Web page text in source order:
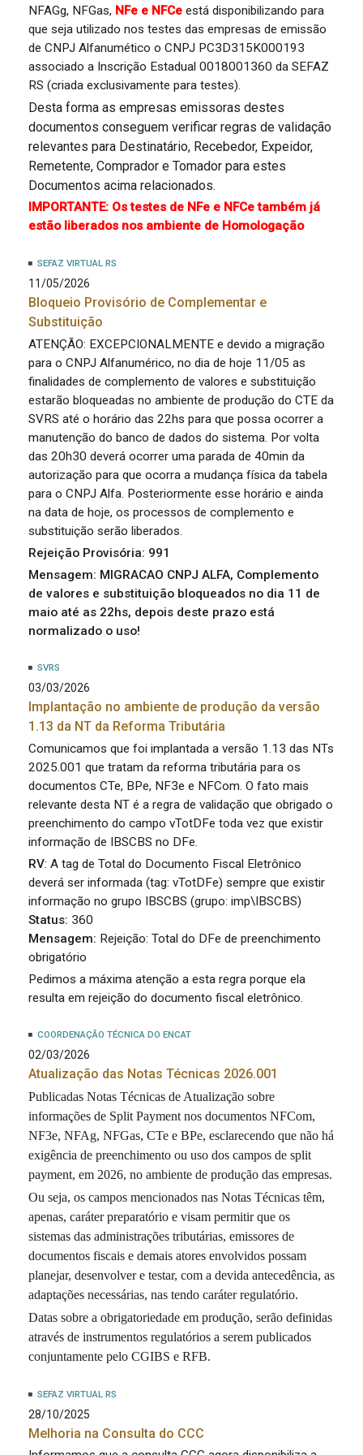
NFAGg, NFGas, NFe e NFCeestá disponibilizando para
que seja utilizado nos testes das empresas de emissão
de CNPJ Alfanumético o CNPJ PC3D315K000193
associado a Inscrição Estadual 0018001360 da SEFAZ
RS (criada exclusivamente para testes).
Desta forma as empresas emissoras destes
documentos conseguem verificar regras de validação
relevantes para Destinatário, Recebedor, Expeidor,
Remetente, Comprador e Tomador para estes
Documentos acima relacionados.
IMPORTANTE: Os testes de NFe e NFCe também já
estão liberados nos ambiente de Homologação
SEFAZ VIRTUAL RS
11/05/2026
Bloqueio Provisório de Complementar e
Substituição
ATENÇÃO: EXCEPCIONALMENTE e devido a migração
para o CNPJ Alfanumérico, no dia de hoje 11/05 as
finalidades de complemento de valores e substituição
estarão bloqueadas no ambiente de produção do CTE da
SVRS até o horário das 22hs para que possa ocorrer a
manutenção do banco de dados do sistema. Por volta
das 20h30 deverá ocorrer uma parada de 40min da
autorização para que ocorra a mudança física da tabela
para o CNPJ Alfa. Posteriormente esse horário e ainda
na data de hoje, os processos de complemento e
substituição serão liberados.
Rejeição Provisória: 991
Mensagem: MIGRACAO CNPJ ALFA, Complemento
de valores e substituição bloqueados no dia 11 de
maio até as 22hs, depois deste prazo está
normalizado o uso!
SVRS
03/03/2026
Implantação no ambiente de produção da versão
1.13 da NT da Reforma Tributária
Comunicamos que foi implantada a versão 1.13 das NTs
2025.001 que tratam da reforma tributária para os
documentos CTe, BPe, NF3e e NFCom. O fato mais
relevante desta NT é a regra de validação que obrigado o
preenchimento do campo vTotDFe toda vez que existir
informação de IBSCBS no DFe.
RV: A tag de Total do Documento Fiscal Eletrônico
deverá ser informada (tag: vTotDFe) sempre que existir
informação no grupo IBSCBS (grupo: imp\IBSCBS)
Status: 360
Mensagem: Rejeição: Total do DFe de preenchimento
obrigatório
Pedimos a máxima atenção a esta regra porque ela
resulta em rejeição do documento fiscal eletrônico.
COORDENAÇÃO TÉCNICA DO ENCAT
02/03/2026
Atualização das Notas Técnicas 2026.001
Publicadas Notas Técnicas de Atualização sobre
informações de Split Payment nos documentos NFCom,
NF3e, NFAg, NFGas, CTe e BPe, esclarecendo que não há
exigência de preenchimento ou uso dos campos de split
payment, em 2026, no ambiente de produção das empresas.
Ou seja, os campos mencionados nas Notas Técnicas têm,
apenas, caráter preparatório e visam permitir que os
sistemas das administrações tributárias, emissores de
documentos fiscais e demais atores envolvidos possam
planejar, desenvolver e testar, com a devida antecedência, as
adaptações necessárias, nas tendo caráter regulatório.
Datas sobre a obrigatoriedade em produção, serão definidas
através de instrumentos regulatórios a serem publicados
conjuntamente pelo CGIBS e RFB.
SEFAZ VIRTUAL RS
28/10/2025
Melhoria na Consulta do CCC